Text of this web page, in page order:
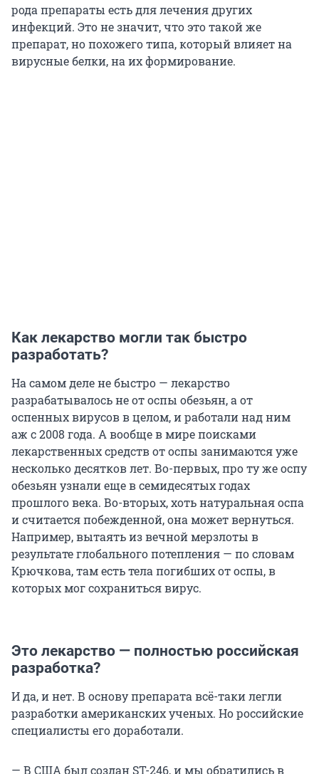
рода препараты есть для лечения других
инфекций. Это не значит, что это такой же
препарат, но похожего типа, который влияет на
вирусные белки, на их формирование.
Как лекарство могли так быстро
разработать?
На самом деле не быстро — лекарство
разрабатывалось не от оспы обезьян, а от
оспенных вирусов в целом, и работали над ним
аж с 2008 года. А вообще в мире поисками
лекарственных средств от оспы занимаются уже
несколько десятков лет. Во-первых, про ту же оспу
обезьян узнали еще в семидесятых годах
прошлого века. Во-вторых, хоть натуральная оспа
и считается побежденной, она может вернуться.
Например, вытаять из вечной мерзлоты в
результате глобального потепления — по словам
Крючкова, там есть тела погибших от оспы, в
которых мог сохраниться вирус.
Это лекарство — полностью российская
разработка?
И да, и нет. В основу препарата всё-таки легли
разработки американских ученых. Но российские
специалисты его доработали.
— В США был создан ST-246, и мы обратились в